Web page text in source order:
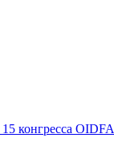
15 конгресса OIDFA